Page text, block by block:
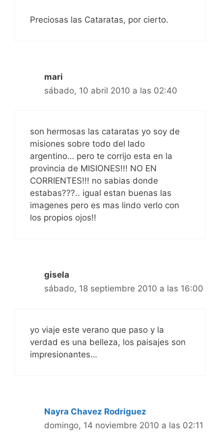
Preciosas las Cataratas, por cierto.
mari
sábado, 10 abril 2010 a las 02:40
son hermosas las cataratas yo soy de
misiones sobre todo del lado
argentino… pero te corrijo esta en la
provincia de MISIONES!!! NO EN
CORRIENTES!!! no sabias donde
estabas???.. igual estan buenas las
imagenes pero es mas lindo verlo con
los propios ojos!!
gisela
sábado, 18 septiembre 2010 a las 16:00
yo viaje este verano que paso y la
verdad es una belleza, los paisajes son
impresionantes…
Nayra Chavez Rodriguez
domingo, 14 noviembre 2010 a las 02:11